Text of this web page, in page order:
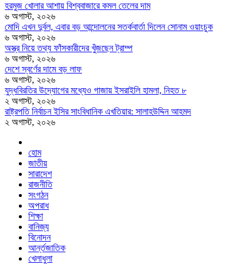
হরমুজ খোলার আশায় বিশ্ববাজারে কমল তেলের দাম
৬ অগাস্ট, ২০২৬
মোদি এখন দুর্বল, এবার বড় আন্দোলনের সতর্কবার্তা দিলেন সোনাম ওয়াংচুক
৬ অগাস্ট, ২০২৬
অস্ত্র নিয়ে তথ্য ফাঁসকারীদের খুঁজছেন ট্রাম্প
৬ অগাস্ট, ২০২৬
দেশে স্বর্ণের দামে বড় লাফ
৬ অগাস্ট, ২০২৬
যুদ্ধবিরতির উদ্যোগের মধ্যেও গাজায় ইসরাইলি হামলা, নিহত ৮
২ অগাস্ট, ২০২৬
রাষ্ট্রপতি নির্বাচন ইসির সাংবিধানিক এখতিয়ার: সালাহউদ্দিন আহমদ
২ অগাস্ট, ২০২৬
হোম
জাতীয়
সারাদেশ
রাজনীতি
সংগঠন
অপরাধ
শিক্ষা
বানিজ্য
বিনোদন
আর্ন্তজাতিক
খেলাধুলা